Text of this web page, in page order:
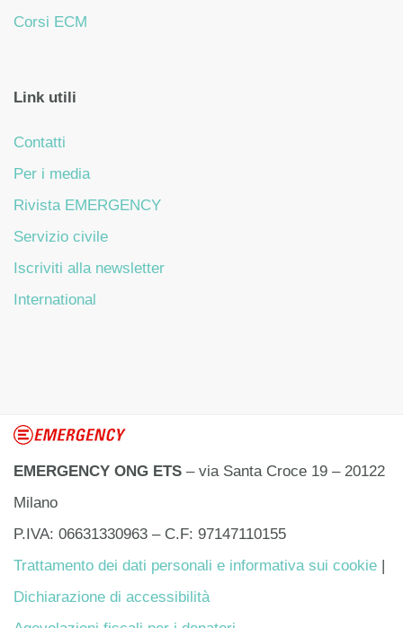
Corsi ECM
Link utili
Contatti
Per i media
Rivista EMERGENCY
Servizio civile
Iscriviti alla newsletter
International
EMERGENCY ONG ETS – via Santa Croce 19 – 20122
Milano
P.IVA: 06631330963 – C.F: 97147110155
Trattamento dei dati personali e informativa sui cookie |
Dichiarazione di accessibilità